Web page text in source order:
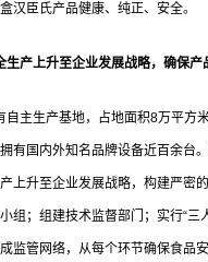
汉臣氏产品健康、纯正、安全。
产上升至企业发展战略，确保产
主生产基地，占地面积8万平方
有国内外知名品牌设备近百余台
上升至企业发展战略，构建严密
组；组建技术监督部门；实行“三
监管网络，从每个环节确保食品安